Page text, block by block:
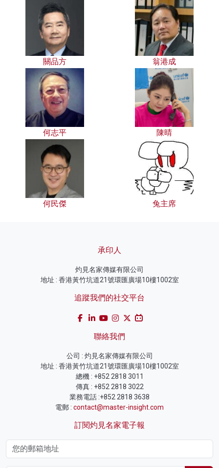
關品方 翁港成
何志平 陳晴
何民傑 兔主席
承印人
灼見名家傳媒有限公司
地址 : 香港黃竹坑道21號環匯廣場10樓1002室
追蹤我們的社交平台
聯絡我們
公司 : 灼見名家傳媒有限公司
地址 : 香港黃竹坑道21號環匯廣場10樓1002室
總機 : +852 2818 3011
傳真 : +852 2818 3022
業務電話 :+852 2818 3638
電郵 : contact@master-insight.com
訂閱灼見名家電子報